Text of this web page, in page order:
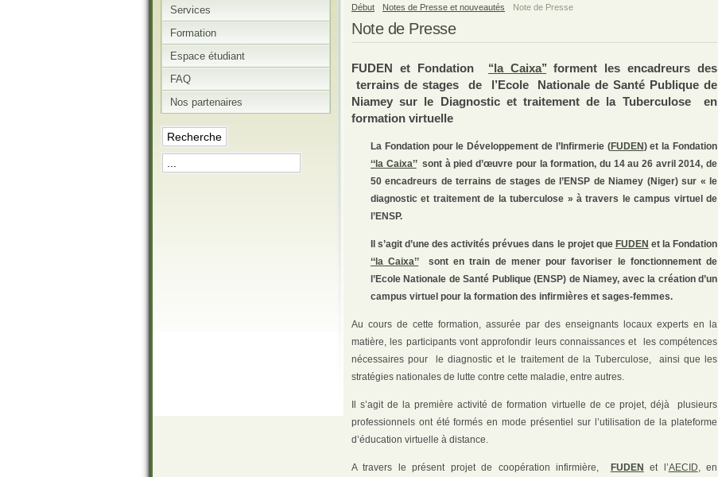
Début Notes de Presse et nouveautés Note de Presse
Note de Presse
FUDEN et Fondation ‘‘la Caixa’’forment les encadreurs des
terrains de stages
de l’Ecole
Nationale de Santé Publique de
Niamey sur le Diagnostic et traitement de la Tuberculose
en
formation virtuelle
La Fondation pour le Développement de l’Infirmerie (FUDEN) et la Fondation
‘‘la Caixa’’ sont à pied d’œuvre pour la formation, du 14 au 26 avril 2014, de
50 encadreurs de terrains de stages de l’ENSP de Niamey (Niger) sur « le
diagnostic et traitement de la tuberculose » à travers le campus virtuel de
l’ENSP.
Il s’agit d’une des activités prévues dans le projet que FUDEN et la Fondation
‘‘la Caixa’’
sont en train de mener pour favoriser le fonctionnement de
l’Ecole Nationale de Santé Publique (ENSP) de Niamey, avec la création d’un
campus virtuel pour la formation des infirmières et sages-femmes.
Au cours de cette formation, assurée par des enseignants locaux experts en la
matière, les participants vont approfondir leurs connaissances et
les compétences
nécessaires pour
le diagnostic et le traitement de la Tuberculose,
ainsi que les
stratégies nationales de lutte contre cette maladie, entre autres.
Il s’agit de la première activité de formation virtuelle de ce projet, déjà
plusieurs
professionnels ont été formés en mode présentiel sur l’utilisation de la plateforme
d’éducation virtuelle à distance.
A travers le présent projet de coopération infirmière, FUDEN et l’AECID, en
Services
Formation
Espace étudiant
FAQ
Nos partenaires